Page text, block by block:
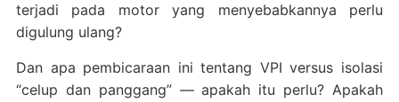
terjadi pada motor yang menyebabkannya perlu
digulung ulang?
Dan apa pembicaraan ini tentang VPI versus isolasi
“celup dan panggang” — apakah itu perlu? Apakah